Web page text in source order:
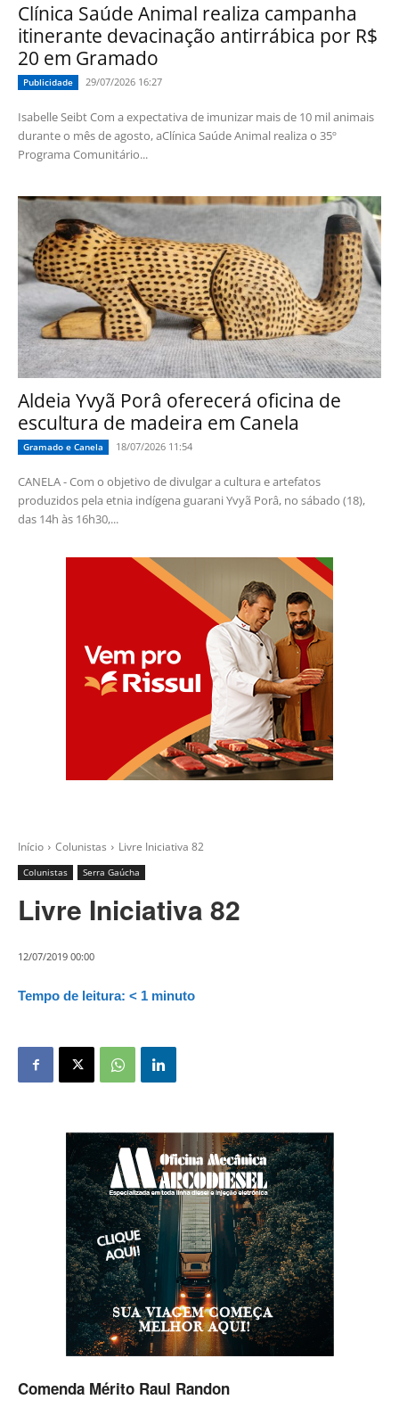
Clínica Saúde Animal realiza campanha
itinerante devacinação antirrábica por R$
20 em Gramado
Publicidade 29/07/2026 16:27
Isabelle Seibt Com a expectativa de imunizar mais de 10 mil animais
durante o mês de agosto, aClínica Saúde Animal realiza o 35º
Programa Comunitário...
Aldeia Yvyã Porâ oferecerá oficina de
escultura de madeira em Canela
Gramado e Canela 18/07/2026 11:54
CANELA - Com o objetivo de divulgar a cultura e artefatos
produzidos pela etnia indígena guarani Yvyã Porâ, no sábado (18),
das 14h às 16h30,...